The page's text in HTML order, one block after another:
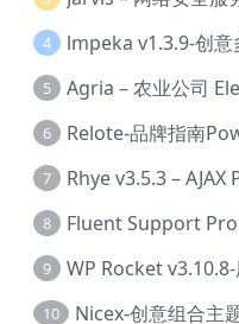
4
5
6 Relote-品牌指南
7
8
9
10 Nicex-创意组合主